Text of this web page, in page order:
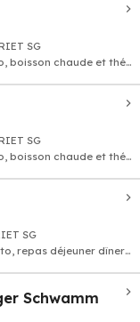
SG
boisson chaude et thé,
SG
boisson chaude et thé,
SG
repas déjeuner dîner,
Schwamm